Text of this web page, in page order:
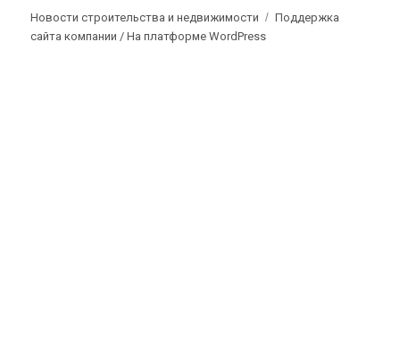
Новости строительства и недвижимости
Поддержка
сайта компании /На платформе WordPress